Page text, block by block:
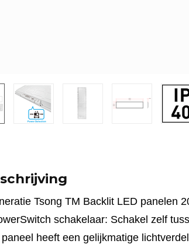
Tsong TM Backlit LED panelen
schakelaar: Schakel zelf
heeft een gelijkmatige